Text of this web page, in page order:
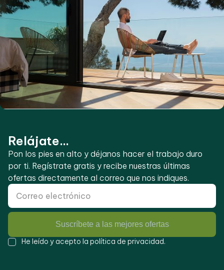
Relájate...
Pon los pies en alto y déjanos hacer el trabajo duro
por ti. Regístrate gratis y recibe nuestras últimas
ofertas directamente al correo que nos indiques.
Suscríbete a las mejores ofertas
He leído y acepto la política de privacidad.